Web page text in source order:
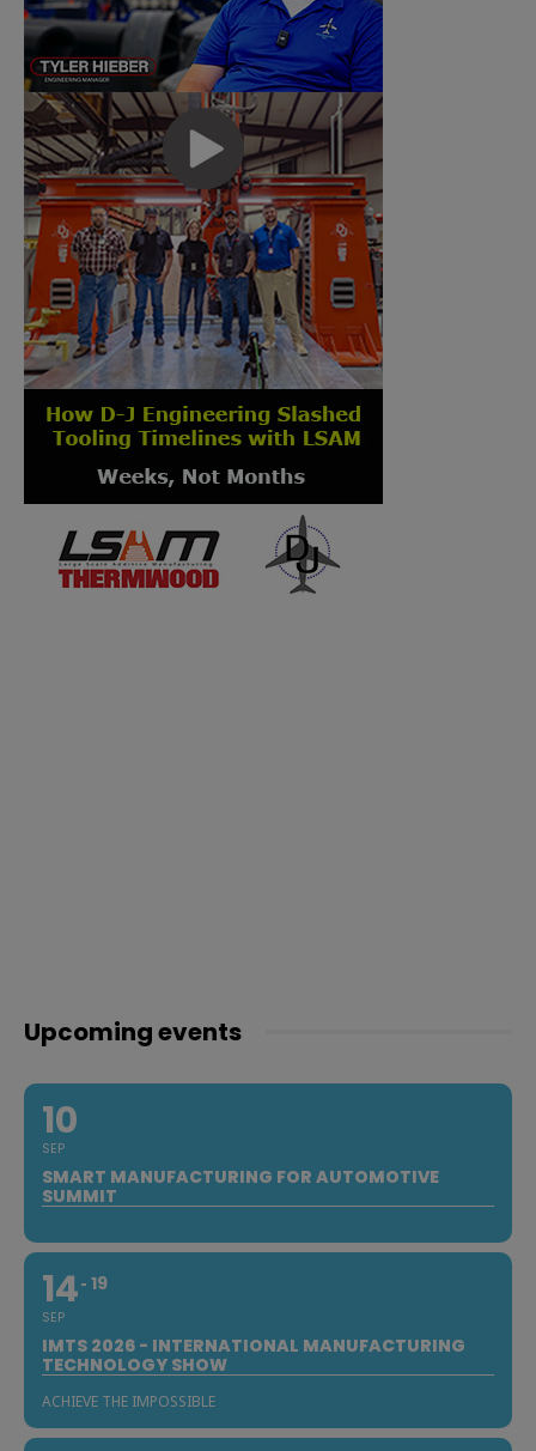
Upcoming events
10
SEP
SMART MANUFACTURING FOR AUTOMOTIVE
SUMMIT
14
SEP
19
IMTS 2026 - INTERNATIONAL MANUFACTURING
TECHNOLOGY SHOW
ACHIEVE THE IMPOSSIBLE